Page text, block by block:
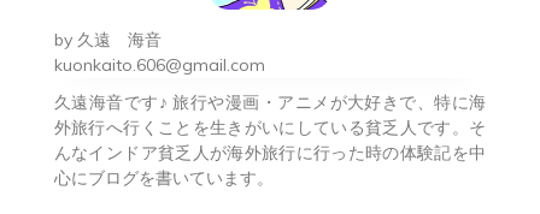
シ
ョ
ン
by 久遠 海音
kuonkaito.606@gmail.com
久遠海音です♪ 旅行や漫画・アニメが大好きで、特に海
外旅行へ行くことを生きがいにしている貧乏人です。そ
んなインドア貧乏人が海外旅行に行った時の体験記を中
心にブログを書いています。